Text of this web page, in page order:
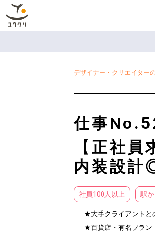
デザイナー・クリエイター
仕事No.
【正社
内装設計
社員100人以上 駅
★大手クライアントと
★百貨店・有名ブラン